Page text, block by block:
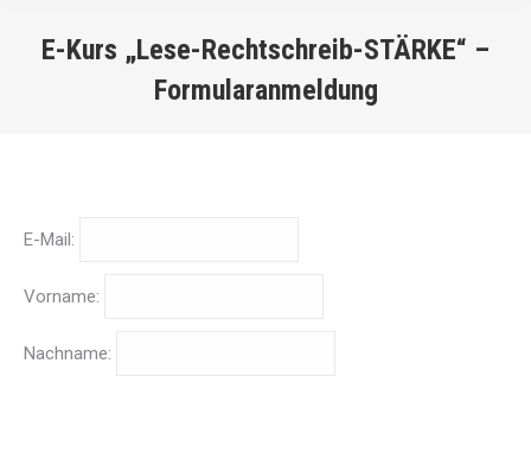
E-Kurs „Lese-Rechtschreib-STÄRKE“ –
Formularanmeldung
E-Mail:
Vorname:
Nachname: